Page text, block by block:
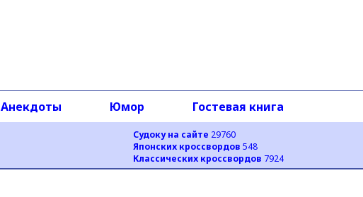
Судоку на сайте 29760
Японских кроссвордов 548
Классических кроссвордов 7924
Анекдоты Юмор Гостевая книга